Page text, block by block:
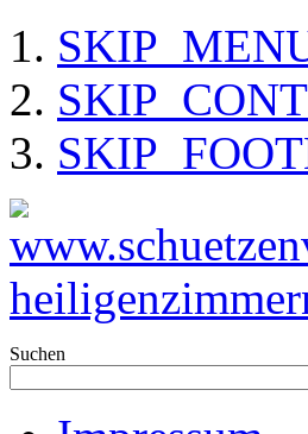
Suchen